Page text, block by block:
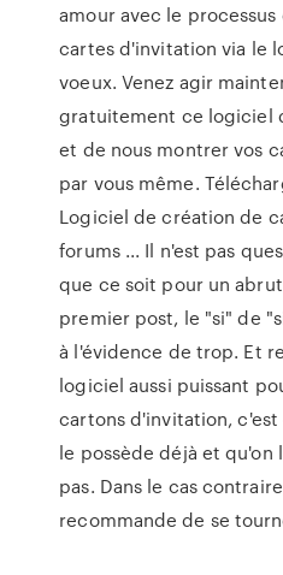
amour avec le
cartes d'invitation via le
voeux. Venez agir
gratuitement ce logiciel
et de nous montrer vos
par vous même.
Logiciel de création de
forums ... Il n'est pas
que ce soit pour un
premier post, le "si" de
à l'évidence de trop. Et
logiciel aussi puissant
cartons d'invitation,
le possède déjà et
pas. Dans le cas
recommande de se